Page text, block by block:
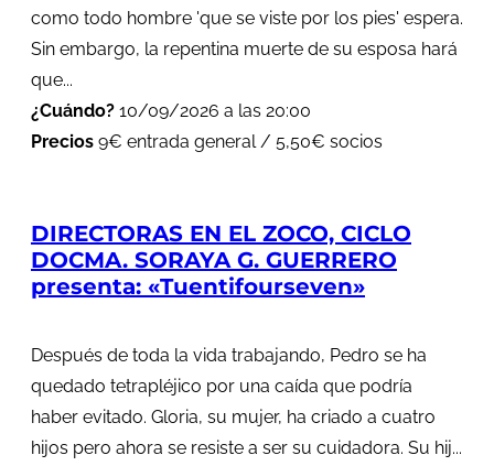
como todo hombre 'que se viste por los pies' espera.
Sin embargo, la repentina muerte de su esposa hará
que...
¿Cuándo? 10/09/2026 a las 20:00
Precios 9€ entrada general / 5,50€ socios
DIRECTORAS EN EL ZOCO, CICLO
DOCMA. SORAYA G. GUERRERO
presenta: «Tuentifourseven»
Después de toda la vida trabajando, Pedro se ha
quedado tetrapléjico por una caída que podría
haber evitado. Gloria, su mujer, ha criado a cuatro
hijos pero ahora se resiste a ser su cuidadora. Su hij...